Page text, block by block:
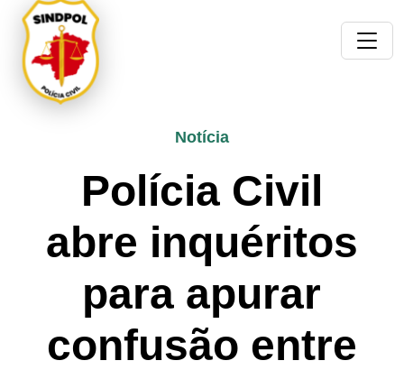
Notícia
Polícia Civil
abre inquéritos
para apurar
confusão entre